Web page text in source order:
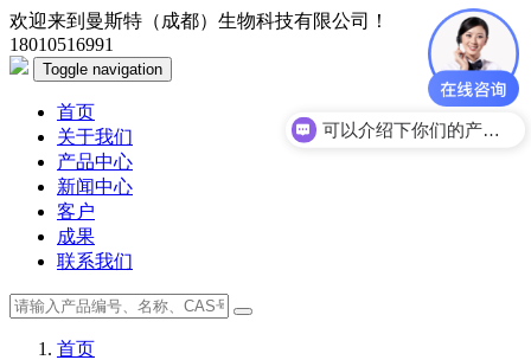
欢迎来到曼斯特（成都）生物科技有限公司！
18010516991
Toggle navigation
首页
关于我们
产品中心
新闻中心
客户
成果
联系我们
首页
可以介绍下你们的产品么？